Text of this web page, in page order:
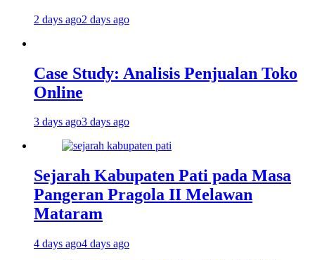
2 days ago2 days ago
Case Study: Analisis Penjualan Toko
Online
3 days ago3 days ago
Sejarah Kabupaten Pati pada Masa
Pangeran Pragola II Melawan
Mataram
4 days ago4 days ago